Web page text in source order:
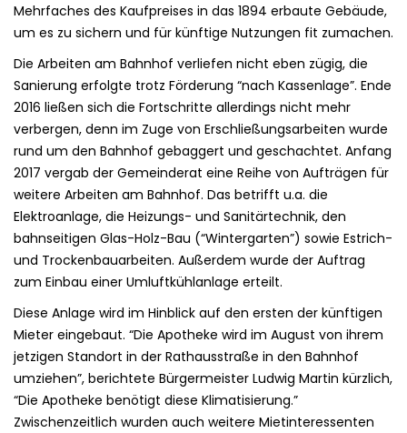
Mehrfaches des Kaufpreises in das 1894 erbaute Gebäude,
um es zu sichern und für künftige Nutzungen fit zumachen.
Die Arbeiten am Bahnhof verliefen nicht eben zügig, die
Sanierung erfolgte trotz Förderung “nach Kassenlage”. Ende
2016 ließen sich die Fortschritte allerdings nicht mehr
verbergen, denn im Zuge von Erschließungsarbeiten wurde
rund um den Bahnhof gebaggert und geschachtet. Anfang
2017 vergab der Gemeinderat eine Reihe von Aufträgen für
weitere Arbeiten am Bahnhof. Das betrifft u.a. die
Elektroanlage, die Heizungs- und Sanitärtechnik, den
bahnseitigen Glas-Holz-Bau (“Wintergarten”) sowie Estrich-
und Trockenbauarbeiten. Außerdem wurde der Auftrag
zum Einbau einer Umluftkühlanlage erteilt.
Diese Anlage wird im Hinblick auf den ersten der künftigen
Mieter eingebaut. “Die Apotheke wird im August von ihrem
jetzigen Standort in der Rathausstraße in den Bahnhof
umziehen”, berichtete Bürgermeister Ludwig Martin kürzlich,
“Die Apotheke benötigt diese Klimatisierung.”
Zwischenzeitlich wurden auch weitere Mietinteressenten